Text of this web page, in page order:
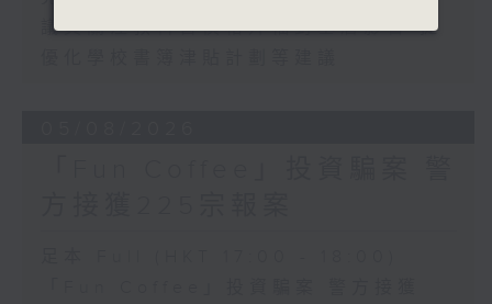
議員關注教科書價格升幅對基層影響 提